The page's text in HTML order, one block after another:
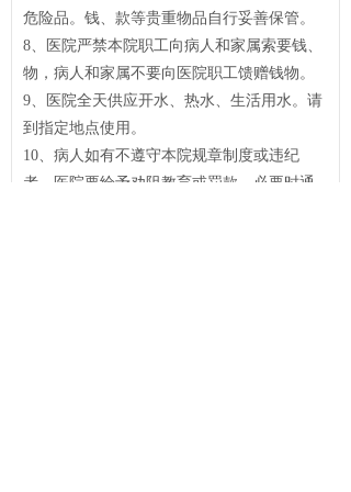
危险品。钱、款等贵重物品自行妥善保管。
8、医院严禁本院职工向病人和家属索要钱、
物，病人和家属不要向医院职工馈赠钱物。
9、医院全天供应开水、热水、生活用水。请
到指定地点使用。
10、病人如有不遵守本院规章制度或违纪
者，医院要给予劝阻教育或罚款，必要时通